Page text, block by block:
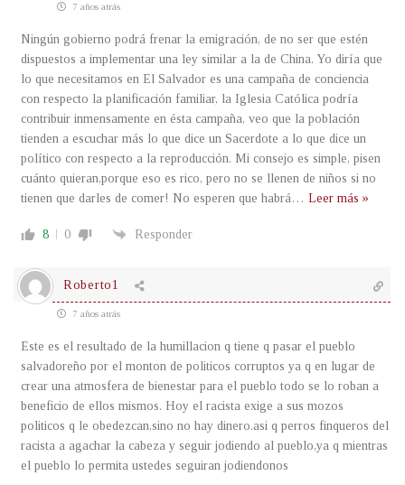
7 años atrás
Ningún gobierno podrá frenar la emigración, de no ser que estén
dispuestos a implementar una ley similar a la de China. Yo diría que
lo que necesitamos en El Salvador es una campaña de conciencia
con respecto la planificación familiar, la Iglesia Católica podría
contribuir inmensamente en ésta campaña, veo que la población
tienden a escuchar más lo que dice un Sacerdote a lo que dice un
político con respecto a la reproducción. Mi consejo es simple, pisen
cuánto quieran,porque eso es rico, pero no se llenen de niños si no
tienen que darles de comer! No esperen que habrá … Leer más »
8 0 Responder
Roberto1
7 años atrás
Este es el resultado de la humillacion q tiene q pasar el pueblo
salvadoreño por el monton de politicos corruptos ya q en lugar de
crear una atmosfera de bienestar para el pueblo todo se lo roban a
beneficio de ellos mismos. Hoy el racista exige a sus mozos
politicos q le obedezcan,sino no hay dinero.asi q perros finqueros del
racista a agachar la cabeza y seguir jodiendo al pueblo,ya q mientras
el pueblo lo permita ustedes seguiran jodiendonos